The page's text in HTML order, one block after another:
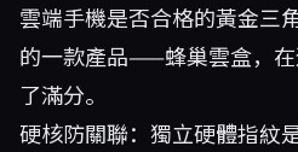
雲端手機是否合格的黃金三
的一款產品——蜂巢雲盒，
了滿分。
硬核防關聯：獨立硬體指紋